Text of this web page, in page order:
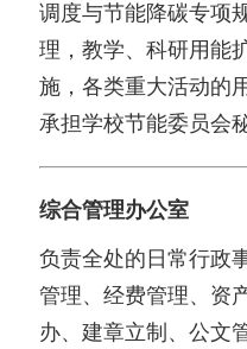
调度与节能降碳专项
理，教学、科研用能
施，各类重大活动的
承担学校节能委员会
综合管理办公室
负责全处的日常行政
管理、经费管理、资
办、建章立制、公文